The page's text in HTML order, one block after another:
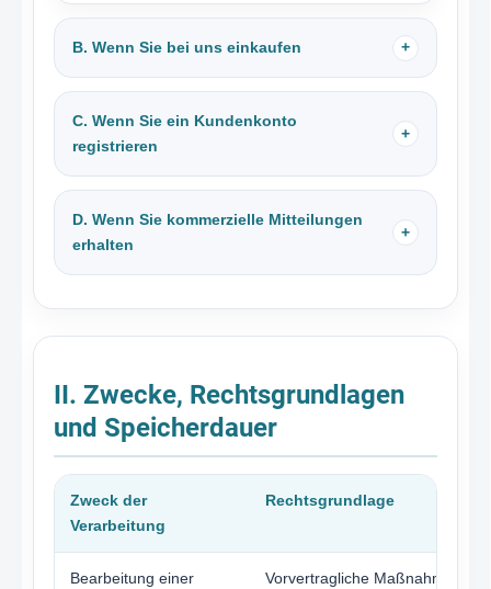
B. Wenn Sie bei uns einkaufen
C. Wenn Sie ein Kundenkonto
registrieren
D. Wenn Sie kommerzielle Mitteilungen
erhalten
II. Zwecke, Rechtsgrundlagen
und Speicherdauer
Zweck der
Verarbeitung
Rechtsgrundlage
Bearbeitung einer
Vorvertragliche Maßnahmen